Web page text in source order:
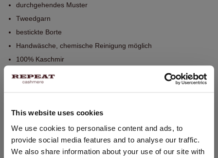
This website uses cookies
We use cookies to personalise content and ads, to
provide social media features and to analyse our traffic.
We also share information about your use of our site with
durchgehendes Muster
Tweedgarn
bestickte Borte
Handwäsche, chemische Reinigung möglich
100% Kaschmir
GRÖSSE & SCHNITT
PFLEGEHINWEISE
VERSAND & RÜCKGABE
STANDORT ÄNDERN
Sie besuchen Repeat cashmere von Schweiz (CHF) aus.
Möchten Sie Ihre Standort aktualisieren?